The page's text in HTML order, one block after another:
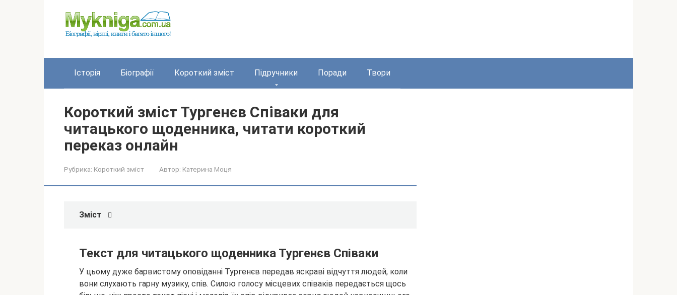
Історія Біографії Короткий зміст Підручники Поради Твори
Короткий зміст Тургенєв Співаки для
читацького щоденника, читати короткий
переказ онлайн
Рубрика: Короткий зміст Автор: Катерина Моця
Зміст
Текст для читацького щоденника Тургенєв Співаки
У цьому дуже барвистому оповіданні Тургенєв передав яскраві відчуття людей, коли
вони слухають гарну музику, спів. Силою голосу місцевих співаків передається щось